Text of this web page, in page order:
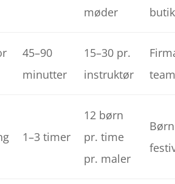
møder
45–90
minutter
15–30 pr.
instruktør
1–3 timer
12 børn
pr. time
pr. maler